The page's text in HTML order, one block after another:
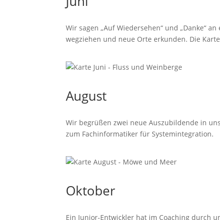
Wir sagen „Auf Wiedersehen“ und „Danke“
wegziehen und neue Orte erkunden. Die
August
Wir begrüßen zwei neue Auszubildende in
zum Fachinformatiker für Systemintegration.
Oktober
Ein Junior-Entwickler hat im Coaching durch